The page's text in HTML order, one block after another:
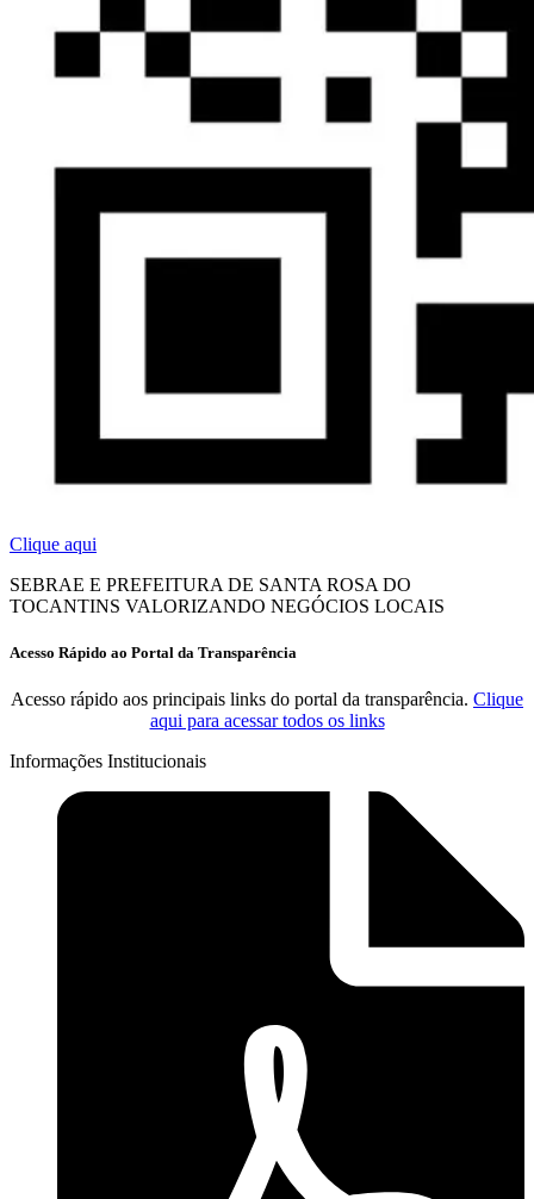
Clique aqui
SEBRAE E PREFEITURA DE SANTA ROSA DO
TOCANTINS VALORIZANDO NEGÓCIOS LOCAIS
Acesso Rápido ao Portal da Transparência
Acesso rápido aos principais links do portal da transparência. Clique
aqui para acessar todos os links
Informações Institucionais